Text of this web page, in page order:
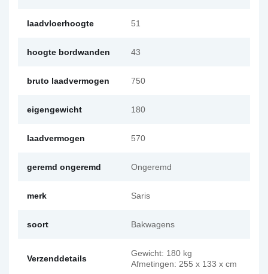
laadvloerhoogte 51
hoogte bordwanden 43
bruto laadvermogen 750
eigengewicht 180
laadvermogen 570
geremd ongeremd Ongeremd
merk Saris
soort Bakwagens
Verzenddetails
Gewicht: 180 kg
Afmetingen: 255 x 133 x cm